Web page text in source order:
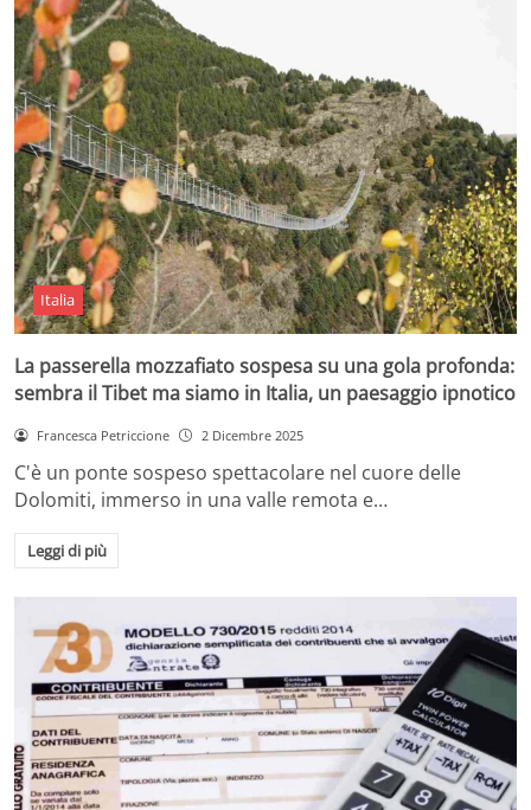
Italia
La passerella mozzafiato sospesa su una gola profonda:
sembra il Tibet ma siamo in Italia, un paesaggio ipnotico
Francesca Petriccione 2 Dicembre 2025
C'è un ponte sospeso spettacolare nel cuore delle
Dolomiti, immerso in una valle remota e…
Leggi di più